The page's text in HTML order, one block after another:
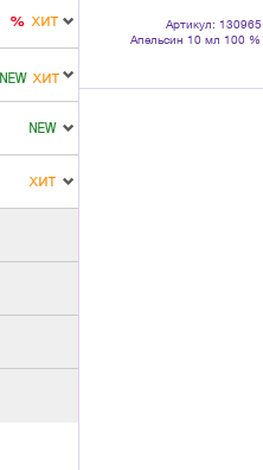
Артикул: 130965
Апельсин 10 мл 100 %